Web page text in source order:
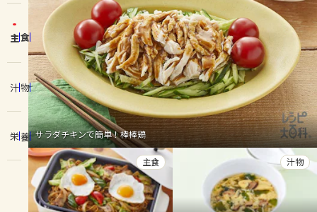
ホーム
コンテンツ
レシピ
トーク
よくあるお問い合わせ
人気の食材・レシピ
きゅうり なす トマト
とうもろこし
ピーマン
みょうが ゴーヤ
主食
汁物
栄養 サラダチキンで簡単！棒棒鶏
主食 汁物